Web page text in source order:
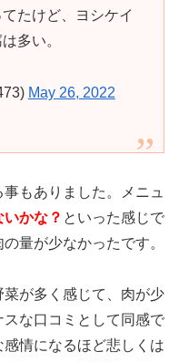
たけど、ヨシケイ
多い。
May 26, 2022
もありました。メニュ
かな？ といった感じで
量が少なかったです。
が多く感じて、肉が少
な口コミとして同感で
情になるほど悲しくは